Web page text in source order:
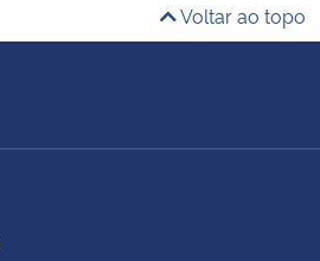
Voltar ao topo